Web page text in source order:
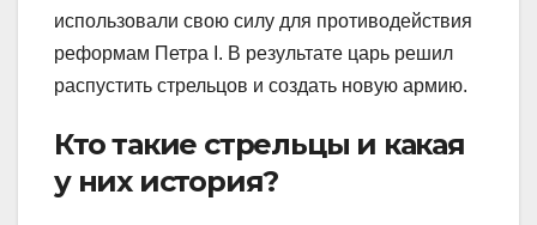
использовали свою силу для противодействия
реформам Петра I. В результате царь решил
распустить стрельцов и создать новую армию.
Кто такие стрельцы и какая
у них история?